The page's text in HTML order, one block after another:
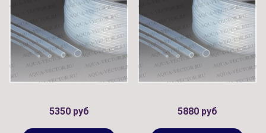
5350 руб 5880 руб